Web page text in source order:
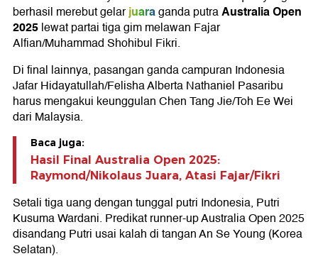
berhasil merebut gelarjuaraganda putraAustralia Open
2025lewat partai tiga gim melawan Fajar
Alfian/Muhammad Shohibul Fikri.
Di final lainnya, pasangan ganda campuran Indonesia
Jafar Hidayatullah/Felisha Alberta Nathaniel Pasaribu
harus mengakui keunggulan Chen Tang Jie/Toh Ee Wei
dari Malaysia.
Baca juga:
Hasil Final Australia Open 2025:
Raymond/Nikolaus Juara, Atasi Fajar/Fikri
Setali tiga uang dengan tunggal putri Indonesia, Putri
Kusuma Wardani. Predikat runner-up Australia Open 2025
disandang Putri usai kalah di tangan An Se Young (Korea
Selatan).